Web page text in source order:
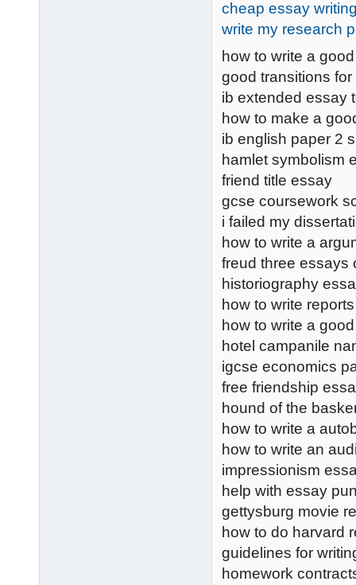
cheap essay
write my research
how to write a
good transitions
ib extended essay
how to make a
ib english paper 2
hamlet symbolism
friend title essay
gcse coursework
i failed my
how to write a
freud three essays
historiography
how to write
how to write a
hotel campanile
igcse economics
free friendship
hound of the
how to write a
how to write an
impressionism
help with essay
gettysburg movie
how to do harvard
guidelines for
homework